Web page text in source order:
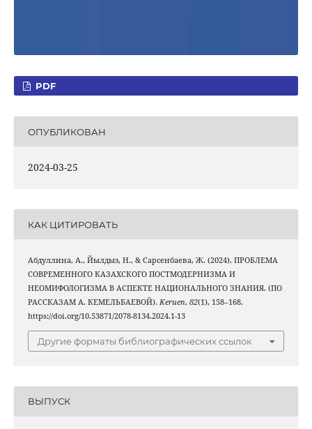
PDF
ОПУБЛИКОВАН
2024-03-25
КАК ЦИТИРОВАТЬ
Абдуллина, А., Йылдыз, Н., & Сарсенбаева, Ж. (2024). ПРОБЛЕМА
СОВРЕМЕННОГО КАЗАХСКОГО ПОСТМОДЕРНИЗМА И
НЕОМИФОЛОГИЗМА В АСПЕКТЕ НАЦИОНАЛЬНОГО ЗНАНИЯ. (ПО
РАССКАЗАМ А. КЕМЕЛЬБАЕВОЙ). Keruen, 82(1), 158–168.
https://doi.org/10.53871/2078-8134.2024.1-13
Другие форматы библиографических ссылок
ВЫПУСК